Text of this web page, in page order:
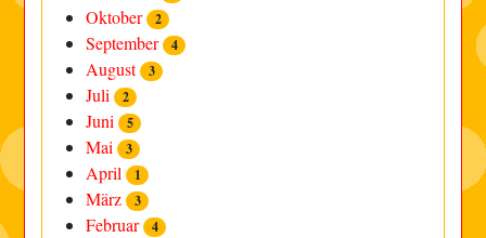
Oktober 2
September 4
August 3
Juli 2
Juni 5
Mai 3
April 1
März 3
Februar 4